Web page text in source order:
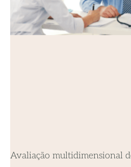
Avaliação multidimensional